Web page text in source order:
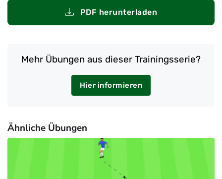
PDF herunterladen
Mehr Übungen aus dieser Trainingsserie?
Hier informieren
Ähnliche Übungen